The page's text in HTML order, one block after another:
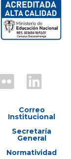
Correo
Institucional
Secretaría
General
Normatividad